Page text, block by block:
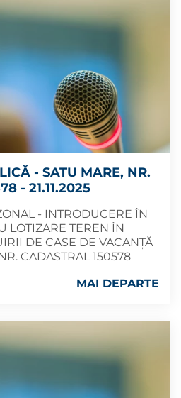
- SATU MARE, NR.
- 21.11.2025
- INTRODUCERE ÎN
LOTIZARE TEREN ÎN
DE CASE DE VACANȚĂ
CADASTRAL 150578
MAI DEPARTE